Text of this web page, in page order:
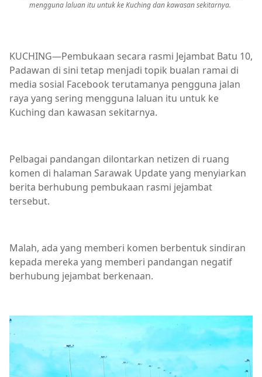
mengguna laluan itu untuk ke Kuching dan kawasan sekitarnya.
KUCHING—Pembukaan secara rasmi Jejambat Batu 10,
Padawan di sini tetap menjadi topik bualan ramai di
media sosial Facebook terutamanya pengguna jalan
raya yang sering mengguna laluan itu untuk ke
Kuching dan kawasan sekitarnya.
Pelbagai pandangan dilontarkan netizen di ruang
komen di halaman Sarawak Update yang menyiarkan
berita berhubung pembukaan rasmi jejambat
tersebut.
Malah, ada yang memberi komen berbentuk sindiran
kepada mereka yang memberi pandangan negatif
berhubung jejambat berkenaan.